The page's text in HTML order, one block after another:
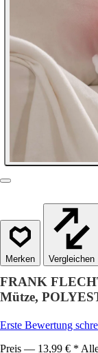
Vergleichen
FRANK
Mütze,
Erste Bewertung
Preis — 13,99 € *